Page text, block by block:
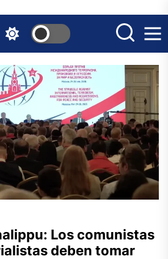
Los comunistas
deben tomar